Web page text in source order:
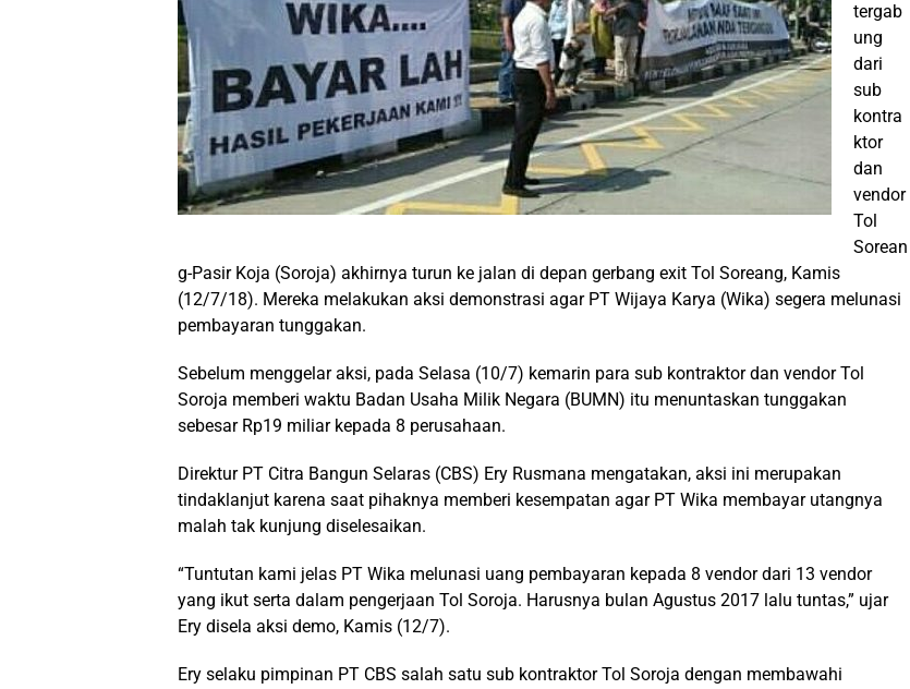
tergab
ung
dari
sub
kontra
ktor
dan
vendor
Tol
Sorean
g-Pasir Koja (Soroja) akhirnya turun ke jalan di depan gerbang exit Tol Soreang, Kamis
(12/7/18). Mereka melakukan aksi demonstrasi agar PT Wijaya Karya (Wika) segera melunasi
pembayaran tunggakan.
Sebelum menggelar aksi, pada Selasa (10/7) kemarin para sub kontraktor dan vendor Tol
Soroja memberi waktu Badan Usaha Milik Negara (BUMN) itu menuntaskan tunggakan
sebesar Rp19 miliar kepada 8 perusahaan.
Direktur PT Citra Bangun Selaras (CBS) Ery Rusmana mengatakan, aksi ini merupakan
tindaklanjut karena saat pihaknya memberi kesempatan agar PT Wika membayar utangnya
malah tak kunjung diselesaikan.
“Tuntutan kami jelas PT Wika melunasi uang pembayaran kepada 8 vendor dari 13 vendor
yang ikut serta dalam pengerjaan Tol Soroja. Harusnya bulan Agustus 2017 lalu tuntas,” ujar
Ery disela aksi demo, Kamis (12/7).
Ery selaku pimpinan PT CBS salah satu sub kontraktor Tol Soroja dengan membawahi